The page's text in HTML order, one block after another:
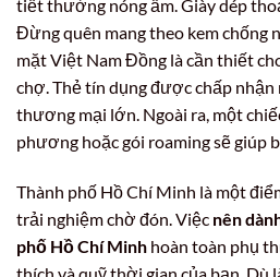
tiết thường nóng ẩm. Giày dép
Đừng quên mang theo kem chống
mặt Việt Nam Đồng là cần thiết
chợ. Thẻ tín dụng được chấp nhận
thương mại lớn. Ngoài ra, một
phương hoặc gói roaming sẽ giúp
Thành phố Hồ Chí Minh là một
trải nghiệm chờ đón. Việc nên
phố Hồ Chí Minh hoàn toàn phụ